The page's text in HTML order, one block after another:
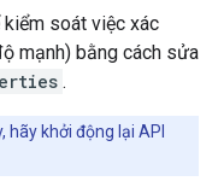
kiểm soát việc xác
mạnh) bằng cách sửa
.
khởi động lại API